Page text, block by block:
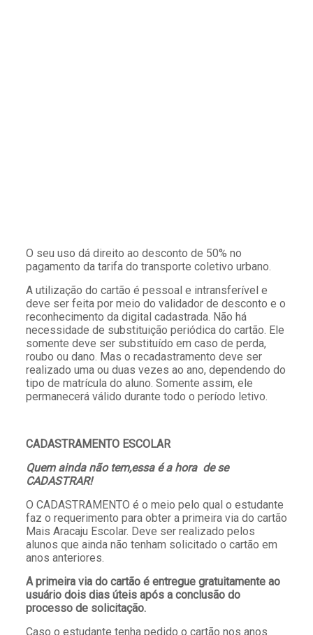
O seu uso dá direito ao desconto de 50% no
pagamento da tarifa do transporte coletivo urbano.
A utilização do cartão é pessoal e intransferível e
deve ser feita por meio do validador de desconto e o
reconhecimento da digital cadastrada. Não há
necessidade de substituição periódica do cartão. Ele
somente deve ser substituído em caso de perda,
roubo ou dano. Mas o recadastramento deve ser
realizado uma ou duas vezes ao ano, dependendo do
tipo de matrícula do aluno. Somente assim, ele
permanecerá válido durante todo o período letivo.
CADASTRAMENTO ESCOLAR
Quem ainda não tem,essa é a hora de se
CADASTRAR!
O CADASTRAMENTO é o meio pelo qual o estudante
faz o requerimento para obter a primeira via do cartão
Mais Aracaju Escolar. Deve ser realizado pelos
alunos que ainda não tenham solicitado o cartão em
anos anteriores.
A primeira via do cartão é entregue gratuitamente ao
usuário dois dias úteis após a conclusão do
processo de solicitação.
Caso o estudante tenha pedido o cartão nos anos